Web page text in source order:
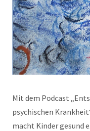
Mit dem Podcast
psychischen
macht Kinder gesund